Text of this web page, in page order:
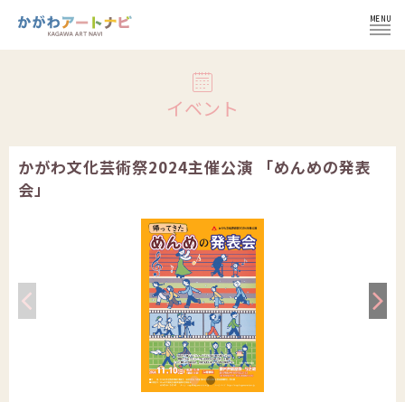
MENU
ログイン
NEWS
インフォメーション
イベント登録の流れ
会員登録せずにイベント登録
施設紹介
イベント
かがわ文化芸術祭2024主催公演 「めんめの発表
会」